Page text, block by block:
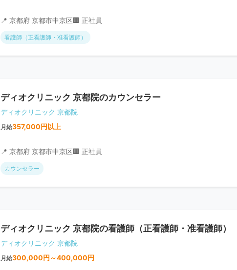
📍 京都府 京都市中京区🏢 正社員
看護師（正看護師・准看護師）
ディオクリニック 京都院のカウンセラー
ディオクリニック 京都院
月給357,000円以上
📍 京都府 京都市中京区🏢 正社員
カウンセラー
ディオクリニック 京都院の看護師（正看護師・准看護師）
ディオクリニック 京都院
月給300,000円～400,000円